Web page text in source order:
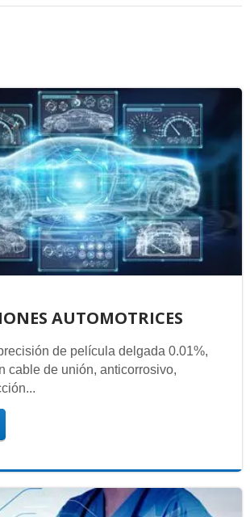
AUTOMOTRICES
de película delgada 0.01%,
cable de unión, anticorrosivo,